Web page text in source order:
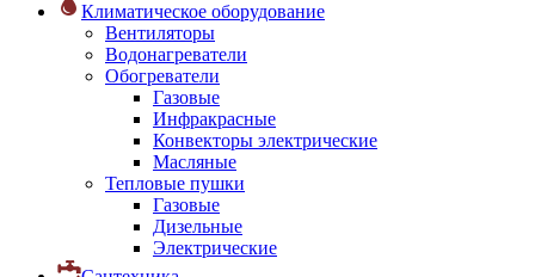
Климатическое оборудование
Вентиляторы
Водонагреватели
Обогреватели
Газовые
Инфракрасные
Конвекторы электрические
Масляные
Тепловые пушки
Газовые
Дизельные
Электрические